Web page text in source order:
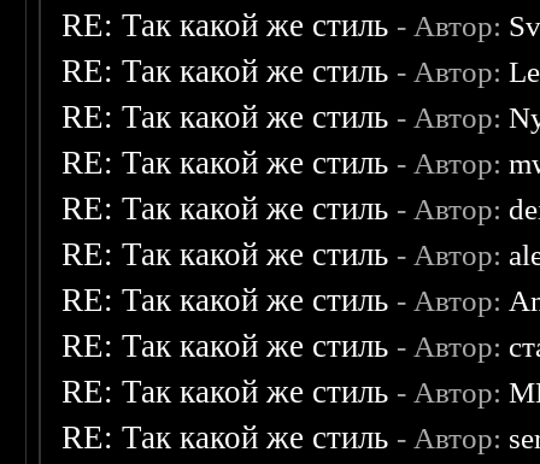
RE: Так какой же стиль - Автор:
RE: Так какой же стиль - Автор:
RE: Так какой же стиль - Автор:
RE: Так какой же стиль - Автор:
RE: Так какой же стиль - Автор:
RE: Так какой же стиль - Автор:
RE: Так какой же стиль - Автор:
RE: Так какой же стиль - Автор:
RE: Так какой же стиль - Автор:
RE: Так какой же стиль - Автор: